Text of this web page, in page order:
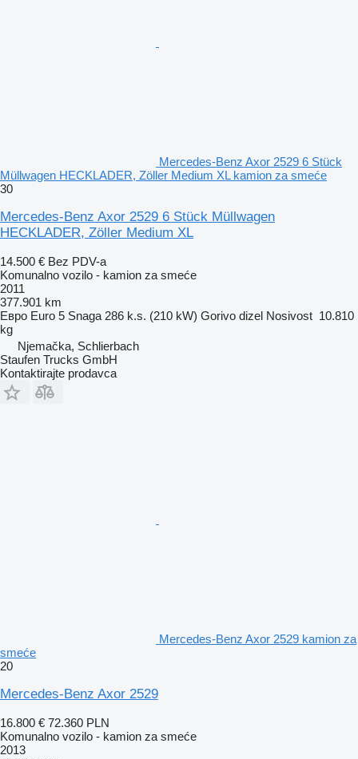
Mercedes-Benz Axor 2529 6 Stück
Müllwagen HECKLADER, Zöller Medium XL kamion za smeće
30
Mercedes-Benz Axor 2529 6 Stück Müllwagen
HECKLADER, Zöller Medium XL
14.500 € Bez PDV-a
Komunalno vozilo - kamion za smeće
2011
377.901 km
Евро Euro 5 Snaga 286 k.s. (210 kW) Gorivo dizel Nosivost 10.810
kg
Njemačka, Schlierbach
Staufen Trucks GmbH
Kontaktirajte prodavca
Mercedes-Benz Axor 2529 kamion za
smeće
20
Mercedes-Benz Axor 2529
16.800 € 72.360 PLN
Komunalno vozilo - kamion za smeće
2013